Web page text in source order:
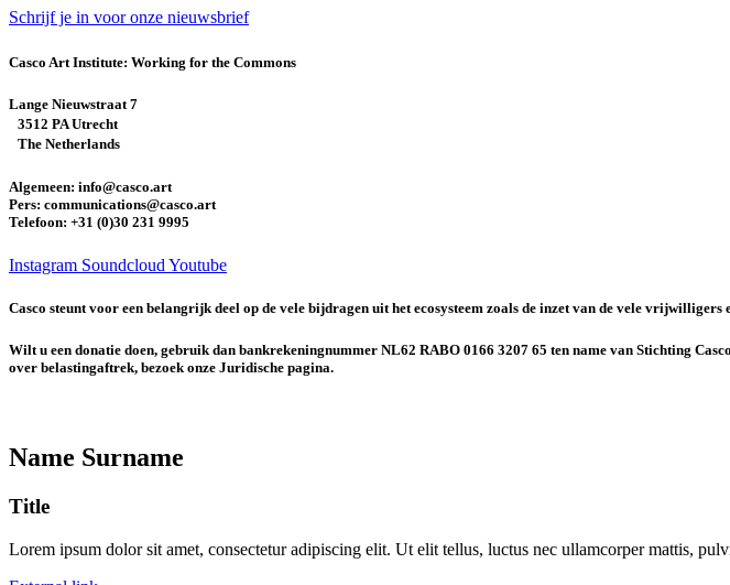
Schrijf je in voor onze nieuwsbrief
Casco Art Institute: Working for the Commons
Lange Nieuwstraat 7
3512 PA Utrecht
The Netherlands
Algemeen: info@casco.art
Pers: communications@casco.art
Telefoon: +31 (0)30 231 9995
Instagram Soundcloud Youtube
Casco steunt voor een belangrijk deel op de vele bijdragen uit het ecosysteem zoals de inzet van de vele
Wilt u een donatie doen, gebruik dan bankrekeningnummer NL62 RABO 0166 3207 65 ten name van Stichting
over belastingaftrek, bezoek onze Juridische pagina.
Name Surname
Title
Lorem ipsum dolor sit amet, consectetur adipiscing elit. Ut elit tellus, luctus nec ullamcorper mattis,